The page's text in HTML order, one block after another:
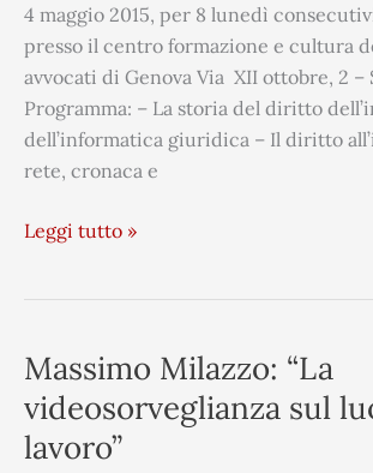
4 maggio 2015, per 8 lunedì
presso il centro formazione e cultura
avvocati di Genova Via XII ottobre, 2 –
Programma: – La storia del diritto
dell’informatica giuridica – Il diritto
rete, cronaca e
Leggi tutto »
Massimo Milazzo: “La
videosorveglianza sul
lavoro”
Massimo
Milazzo:
“La
videosorveglianza